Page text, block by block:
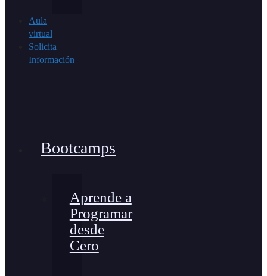
Aula
virtual
Solicita
Información
Bootcamps
Aprende a
Programar
desde
Cero